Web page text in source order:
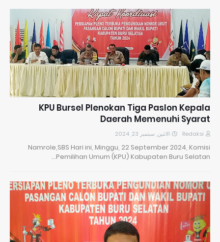
KPU Bursel Plenokan Tiga Paslon Kepala
Daerah Memenuhi Syarat
Redaksi الاثنين, سبتمبر 23, 2024
Namrole,SBS Hari ini, Minggu, 22 September 2024, Komisi
Pemilihan Umum (KPU) Kabupaten Buru Selatan…